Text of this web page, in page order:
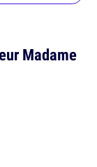
Madame